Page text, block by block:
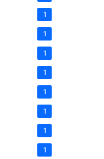
1
1
1
1
1
1
1
1